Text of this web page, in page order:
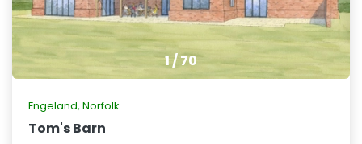
1/70
Engeland, Norfolk
Tom's Barn